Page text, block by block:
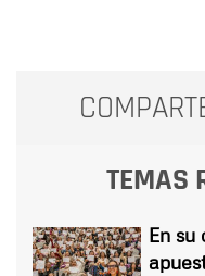
TEMAS
En su